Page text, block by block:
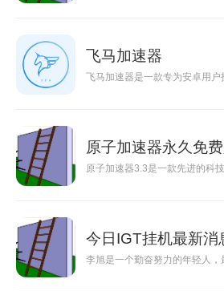
飞马加速器
飞马加速器是一款专为安卓用
原子加速器永久免
原子加速器3.3是一款先进的科
今日IGT挂机最新消
李旭是一个勤奋努力的年轻人